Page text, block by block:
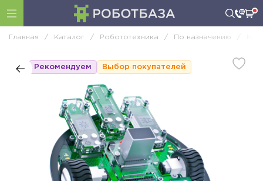
Главная / Каталог / Робототехника / По назначению
Рекомендуем Выбор покупателей